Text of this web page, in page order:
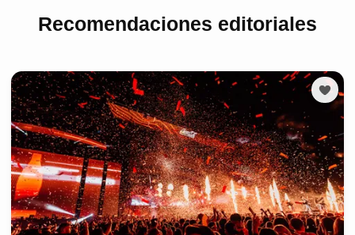
Recomendaciones editoriales